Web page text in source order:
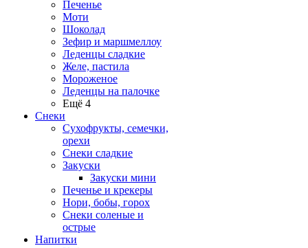
Печенье
Моти
Шоколад
Зефир и маршмеллоу
Леденцы сладкие
Желе, пастила
Мороженое
Леденцы на палочке
Ещё 4
Снеки
Сухофрукты, семечки,
орехи
Снеки сладкие
Закуски
Закуски мини
Печенье и крекеры
Нори, бобы, горох
Снеки соленые и
острые
Напитки